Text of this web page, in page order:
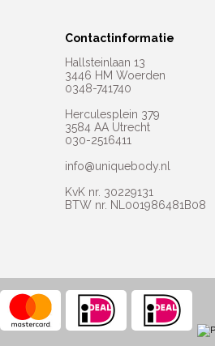
Contactinformatie
Hallsteinlaan 13
3446 HM Woerden
0348-741740
Herculesplein 379
3584 AA Utrecht
030-2516411
info@uniquebody.nl
KvK nr. 30229131
BTW nr. NL001986481B08